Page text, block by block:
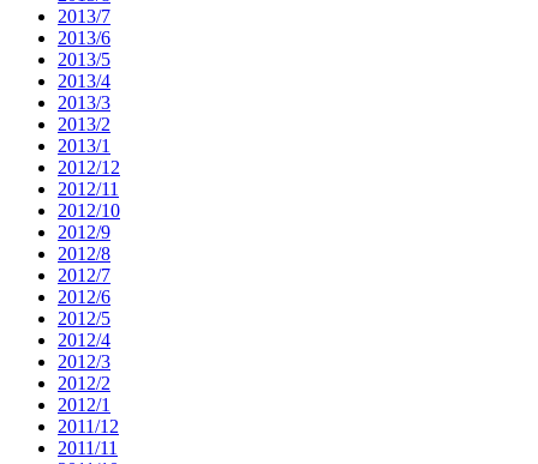
2013/7
2013/6
2013/5
2013/4
2013/3
2013/2
2013/1
2012/12
2012/11
2012/10
2012/9
2012/8
2012/7
2012/6
2012/5
2012/4
2012/3
2012/2
2012/1
2011/12
2011/11